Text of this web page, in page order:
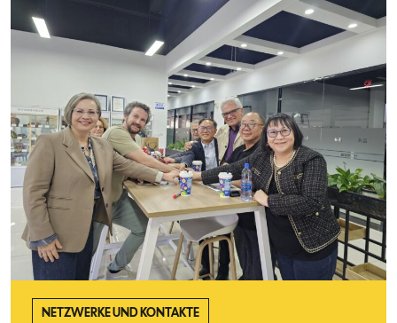
NETZWERKE UND KONTAKTE